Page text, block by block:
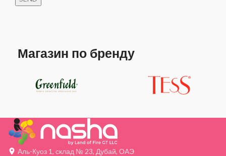
Магазин по бренду
Аль-Куоз 1, склад № 23, Дубай, ОАЭ